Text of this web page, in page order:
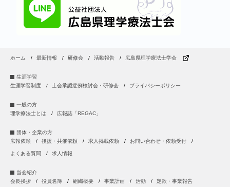
ホーム 最新情報 研修会 活動報告 広島県理学療法士学会
生涯学習
生涯学習制度
士会承認症例検討会・研修会 プライバシーポリシー
一般の方
理学療法士とは
広報誌「REGAC」
団体・企業の方
広報依頼
後援・共催依頼 求人掲載依頼 お問い合わせ・依頼受付
よくある質問 求人情報
当会紹介
会長挨拶
役員名簿 組織概要 事業計画 活動 定款・事業報告